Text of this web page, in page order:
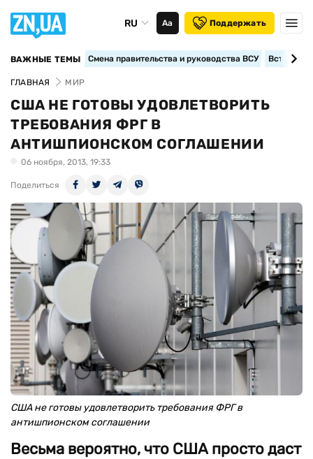
RU Аа Поддержать
ВАЖНЫЕ ТЕМЫ Смена правительства и руководства ВСУ
ГЛАВНАЯ МИР
США НЕ ГОТОВЫ УДОВЛЕТВОРИТЬ
ТРЕБОВАНИЯ ФРГ В
АНТИШПИОНСКОМ СОГЛАШЕНИИ
06 ноября, 2013, 19:33
Поделиться
США не готовы удовлетворить требования ФРГ в
антишпионском соглашении
Весьма вероятно, что США просто даст